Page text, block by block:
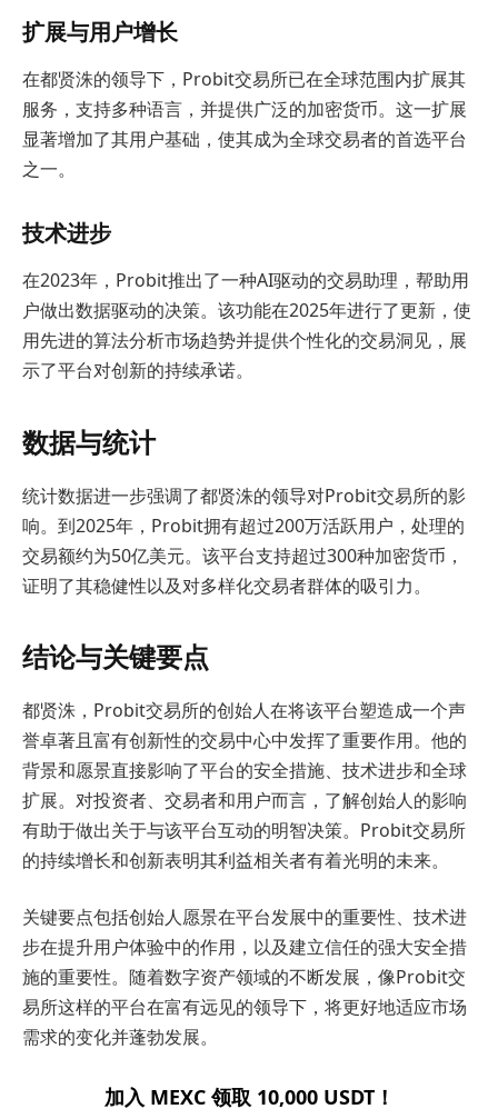
扩展与用户增长
在都贤洙的领导下，Probit交易所已在全球范围内扩展其
服务，支持多种语言，并提供广泛的加密货币。这一扩展
显著增加了其用户基础，使其成为全球交易者的首选平台
之一。
技术进步
在2023年，Probit推出了一种AI驱动的交易助理，帮助用
户做出数据驱动的决策。该功能在2025年进行了更新，使
用先进的算法分析市场趋势并提供个性化的交易洞见，展
示了平台对创新的持续承诺。
数据与统计
统计数据进一步强调了都贤洙的领导对Probit交易所的影
响。到2025年，Probit拥有超过200万活跃用户，处理的
交易额约为50亿美元。该平台支持超过300种加密货币，
证明了其稳健性以及对多样化交易者群体的吸引力。
结论与关键要点
都贤洙，Probit交易所的创始人在将该平台塑造成一个声
誉卓著且富有创新性的交易中心中发挥了重要作用。他的
背景和愿景直接影响了平台的安全措施、技术进步和全球
扩展。对投资者、交易者和用户而言，了解创始人的影响
有助于做出关于与该平台互动的明智决策。Probit交易所
的持续增长和创新表明其利益相关者有着光明的未来。
关键要点包括创始人愿景在平台发展中的重要性、技术进
步在提升用户体验中的作用，以及建立信任的强大安全措
施的重要性。随着数字资产领域的不断发展，像Probit交
易所这样的平台在富有远见的领导下，将更好地适应市场
需求的变化并蓬勃发展。
加入 MEXC 领取 10,000 USDT！